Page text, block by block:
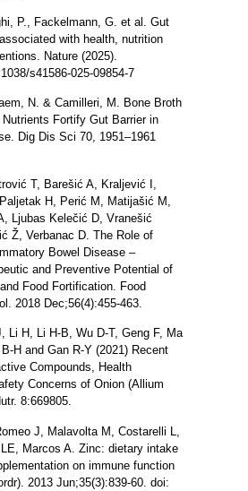
P., Fackelmann, G. et al. Gut
with health, nutrition
Nature (2025).
s41586-025-09854-7
N. & Camilleri, M. Bone Broth
Fortify Gut Barrier in
Dig Dis Sci 70, 1951–1961
T, Barešić A, Kraljević I,
H, Perić M, Matijašić M,
Ljubas Kelečić D, Vranešić
Ž, Verbanac D. The Role of
Bowel Disease –
and Preventive Potential of
Food Fortification. Food
2018 Dec;56(4):455-463.
Li H, Li H-B, Wu D-T, Geng F, Ma
H and Gan R-Y (2021) Recent
Compounds, Health
Concerns of Onion (Allium
8:669805.
J, Malavolta M, Costarelli L,
Marcos A. Zinc: dietary intake
on immune function
2013 Jun;35(3):839-60. doi: